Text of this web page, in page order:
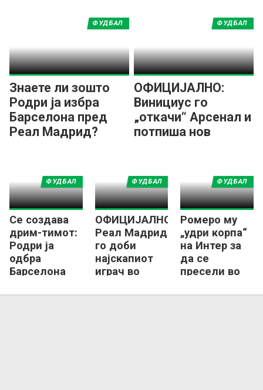
Знаете ли зошто
Родри ја избра
Барселона пред
Реал Мадрид?
ФУДБАЛ
ОФИЦИЈАЛНО:
Винициус го
„откачи“ Арсенал и
потпиша нов
ФУДБАЛ
Се создава
дрим-тимот:
Родри ја
одбра
Барселона
Мадрид!
ФУДБАЛ
ОФИЦИЈАЛНО:
Реал Мадрид
го доби
најскапиот
играч во
ФУДБАЛ
Ромеро му
„удри корпа“
на Интер за
да се
пресели во
ФУДБАЛ